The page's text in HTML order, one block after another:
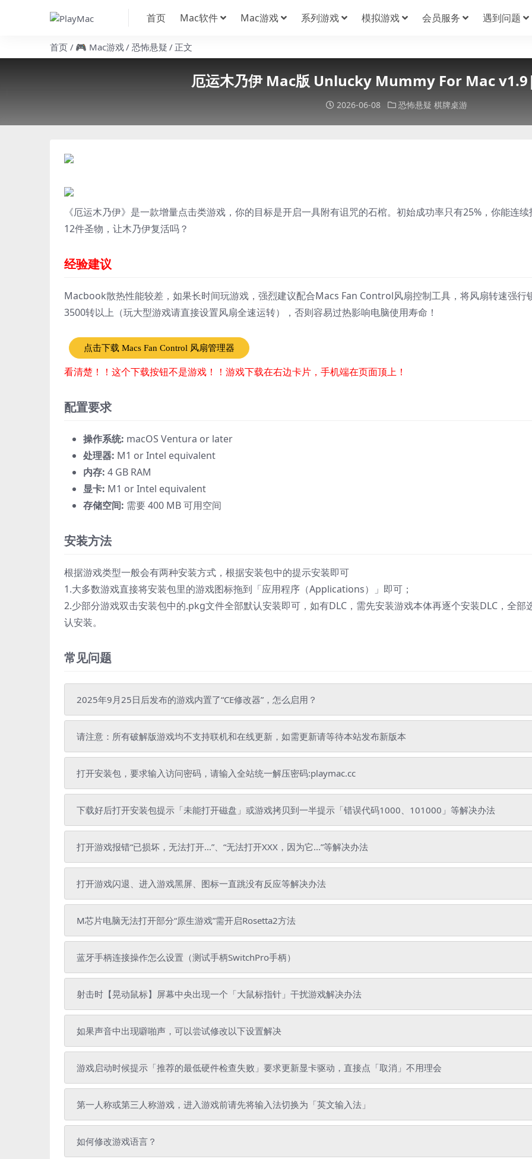
首页 Mac软件 Mac游戏 系列游戏 模拟游戏 会员服务 遇到问题
首页 🎮 Mac游戏 恐怖悬疑 正文
厄运木乃伊 Mac版 Unlucky Mummy For Mac
2026-06-08 恐怖悬疑 棋牌桌游
《厄运木乃伊》是一款增量点击类游戏，你的目标是开启一具附有诅咒的石棺。初始成功率只有25%，你能连续
12件圣物，让木乃伊复活吗？
经验建议
Macbook散热性能较差，如果长时间玩游戏，强烈建议配合Macs Fan Control风扇控制工具，将风扇转速强行
3500转以上（玩大型游戏请直接设置风扇全速运转），否则容易过热影响电脑使用寿命！
点击下载 Macs Fan Control 风扇管理器
看清楚！！这个下载按钮不是游戏！！游戏下载在右边卡片，手机端在页面顶上！
配置要求
操作系统: macOS Ventura or later
处理器: M1 or Intel equivalent
内存: 4 GB RAM
显卡: M1 or Intel equivalent
存储空间: 需要 400 MB 可用空间
安装方法
根据游戏类型一般会有两种安装方式，根据安装包中的提示安装即可
1.大多数游戏直接将安装包里的游戏图标拖到「应用程序（Applications）」即可；
2.少部分游戏双击安装包中的.pkg文件全部默认安装即可，如有DLC，需先安装游戏本体再逐个安装DLC，全部
认安装。
常见问题
2025年9月25日后发布的游戏内置了“CE修改器”，怎么启用？
请注意：所有破解版游戏均不支持联机和在线更新，如需更新请等待本站发布新版本
打开安装包，要求输入访问密码，请输入全站统一解压密码:playmac.cc
下载好后打开安装包提示「未能打开磁盘」或游戏拷贝到一半提示「错误代码1000、101000」等解决办法
打开游戏报错“已损坏，无法打开...”、“无法打开XXX，因为它...”等解决办法
打开游戏闪退、进入游戏黑屏、图标一直跳没有反应等解决办法
M芯片电脑无法打开部分“原生游戏”需开启Rosetta2方法
蓝牙手柄连接操作怎么设置（测试手柄SwitchPro手柄）
射击时【晃动鼠标】屏幕中央出现一个「大鼠标指针」干扰游戏解决办法
如果声音中出现噼啪声，可以尝试修改以下设置解决
游戏启动时候提示「推荐的最低硬件检查失败」要求更新显卡驱动，直接点「取消」不用理会
第一人称或第三人称游戏，进入游戏前请先将输入法切换为「英文输入法」
如何修改游戏语言？